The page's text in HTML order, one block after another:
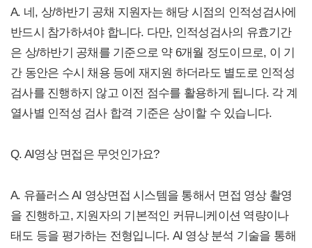
A. 네, 상/하반기 공채 지원자는 해당 시점의 인적성검사에
반드시 참가하셔야 합니다. 다만, 인적성검사의 유효기간
은 상/하반기 공채를 기준으로 약 6개월 정도이므로, 이 기
간 동안은 수시 채용 등에 재지원 하더라도 별도로 인적성
검사를 진행하지 않고 이전 점수를 활용하게 됩니다. 각 계
열사별 인적성 검사 합격 기준은 상이할 수 있습니다.
Q. AI영상 면접은 무엇인가요?
A. 유플러스 AI 영상면접 시스템을 통해서 면접 영상 촬영
을 진행하고, 지원자의 기본적인 커뮤니케이션 역량이나
태도 등을 평가하는 전형입니다. AI 영상 분석 기술을 통해